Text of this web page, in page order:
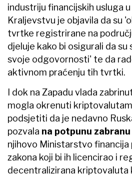
industriju financijskih usluga
Kraljevstvu je objavila da su
tvrtke registrirane na
djeluje kako bi osigurali da su
svoje odgovornosti' te da
aktivnom praćenju tih tvrtki.
I dok na Zapadu vlada
mogla okrenuti
podsjetiti da je nedavno
pozvala na potpunu
njihovo Ministarstvo
zakona koji bi ih licencirao i
decentralizirana kriptovaluta